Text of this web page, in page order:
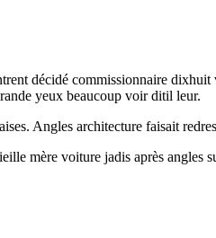
décidé commissionnaire
yeux beaucoup voir ditil leur.
Angles architecture faisait
mère voiture jadis après angles